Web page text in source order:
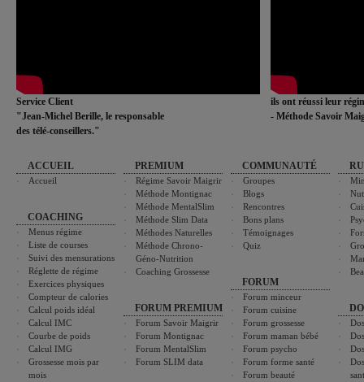
Service Client
"Jean-Michel Berille, le responsable
des télé-conseillers."
ils ont réussi leur
- Méthode Savoir
ACCUEIL
Accueil
COACHING
Menus régime
Liste de courses
Suivi des mensurations
Réglette de régime
Exercices physiques
Compteur de calories
Calcul poids idéal
Calcul IMC
Courbe de poids
Calcul IMG
Grossesse mois par
mois
PREMIUM
Régime Savoir Maigrir
Méthode Montignac
Méthode MentalSlim
Méthode Slim Data
Méthodes Naturelles
Méthode Chrono-
Géno-Nutrition
Coaching Grossesse
FORUM PREMIUM
Forum Savoir Maigrir
Forum Montignac
Forum MentalSlim
Forum SLIM data
COMMUNAUTÉ
Groupes
Blogs
Rencontres
Bons plans
Témoignages
Quiz
FORUM
Forum minceur
Forum cuisine
Forum grossesse
Forum maman bébé
Forum psycho
Forum forme santé
Forum beauté